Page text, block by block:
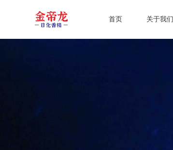
首页 关于我们